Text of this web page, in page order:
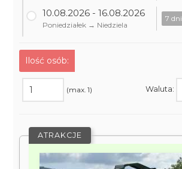
10.08.2026 - 16.08.2026
Poniedziałek → Niedziela
7 dni
Ilość osób:
(max. 1) Waluta:
ATRAKCJE